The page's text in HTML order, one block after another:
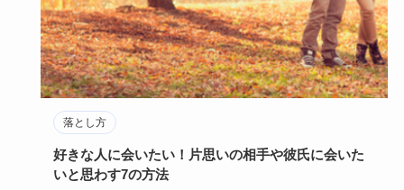
落とし方
好きな人に会いたい！片思いの相手や彼氏に会いた
いと思わす7の方法